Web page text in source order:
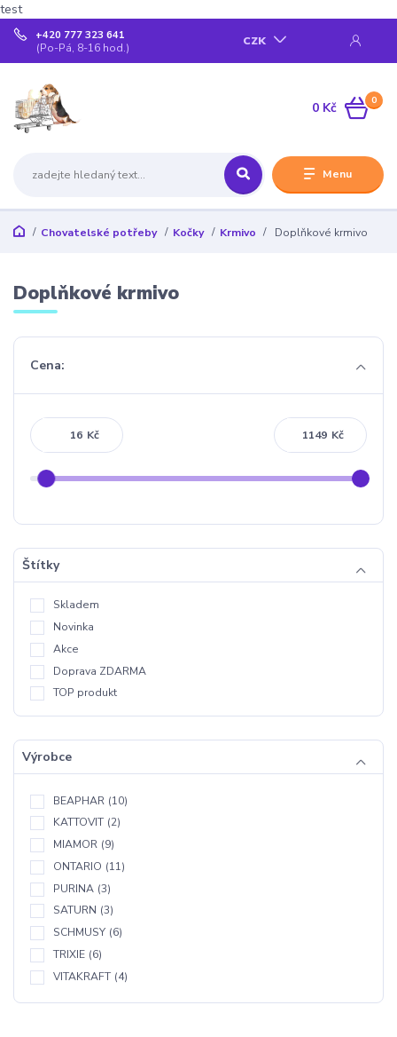
test
Menu
CZK
+420 777 323 641
(Po-Pá, 8-16 hod.)
0
0 Kč
Chovatelské potřeby Kočky Krmivo Doplňkové krmivo
Doplňkové krmivo
Cena:
Kč Kč
Štítky
Skladem
Novinka
Akce
Doprava ZDARMA
TOP produkt
Výrobce
BEAPHAR (10)
KATTOVIT (2)
MIAMOR (9)
ONTARIO (11)
PURINA (3)
SATURN (3)
SCHMUSY (6)
TRIXIE (6)
VITAKRAFT (4)